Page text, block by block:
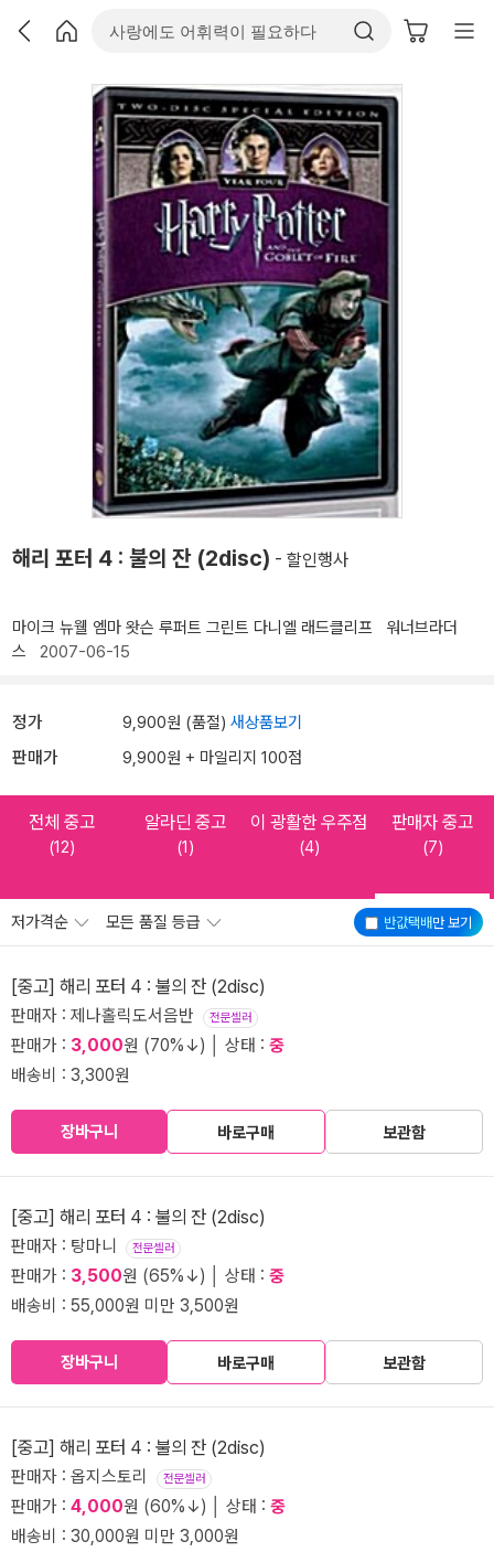
해리 포터 4 : 불의 잔 (2disc) - 할인행사
마이크 뉴웰 엠마 왓슨 루퍼트 그린트 다니엘 래드클리프
워너브라더
스 2007-06-15
정가 9,900원 (품절) 새상품보기
판매가 9,900원 + 마일리지 100점
전체 중고
(12)
알라딘 중고
(1)
이 광활한 우주점
(4)
판매자 중고
(7)
반값택배만 보기
저가격순 모든 품질 등급
[중고] 해리 포터 4 : 불의 잔 (2disc)
판매자 : 제나홀릭도서음반 전문셀러
판매가 : 3,000원 (70%↓) │ 상태 : 중
배송비 : 3,300원
장바구니 바로구매 보관함
[중고] 해리 포터 4 : 불의 잔 (2disc)
판매자 : 탕마니 전문셀러
판매가 : 3,500원 (65%↓) │ 상태 : 중
배송비 : 55,000원 미만 3,500원
장바구니 바로구매 보관함
[중고] 해리 포터 4 : 불의 잔 (2disc)
판매자 : 옵지스토리 전문셀러
판매가 : 4,000원 (60%↓) │ 상태 : 중
배송비 : 30,000원 미만 3,000원